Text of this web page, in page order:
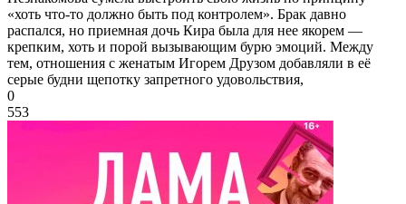
«хоть что-то должно быть под контролем». Брак давно
распался, но приемная дочь Кира была для нее якорем —
крепким, хоть и порой вызывающим бурю эмоций. Между
тем, отношения с женатым Игорем Друзом добавляли в её
серые будни щепотку запретного удовольствия,
0
553